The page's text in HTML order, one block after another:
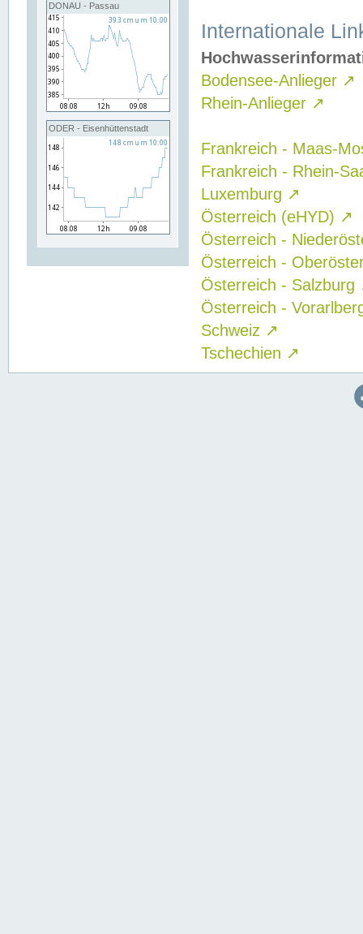
DONAU - Passau
ODER - Eisenhüttenstadt
Internationale
Bodensee-Anlieger ↗
Rhein-Anlieger ↗
Frankreich - Maas-
Frankreich - Rhein-
Luxemburg ↗
Österreich (eHYD) ↗
Österreich -
Österreich -
Österreich - Salzburg
Österreich -
Schweiz ↗
Tschechien ↗